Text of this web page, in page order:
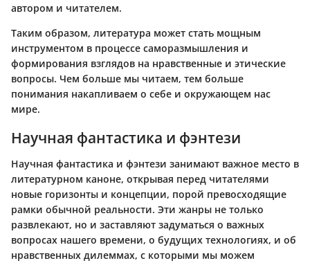
автором и читателем.
Таким образом, литература может стать мощным
инструментом в процессе саморазмышления и
формирования взглядов на нравственные и этические
вопросы. Чем больше мы читаем, тем больше
понимания накапливаем о себе и окружающем нас
мире.
Научная фантастика и фэнтези
Научная фантастика и фэнтези занимают важное место в
литературном каноне, открывая перед читателями
новые горизонты и концепции, порой превосходящие
рамки обычной реальности. Эти жанры не только
развлекают, но и заставляют задуматься о важных
вопросах нашего времени, о будущих технологиях, и об
нравственных дилеммах, с которыми мы можем